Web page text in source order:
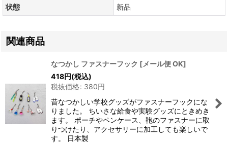
状態 新品
関連商品
なつかし ファスナーフック [メール便 OK]
418円(税込)
税抜価格: 380円
昔なつかしい学校グッズがファスナーフックにな
りました。 ちいさな給食や実験グッズにときめき
ます。 ポーチやペンケース、鞄のファスナーに取
りつけたり、アクセサリーに加工しても楽しいで
す。 日本製